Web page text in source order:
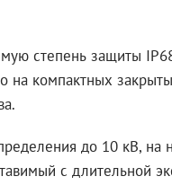
степень защиты
компактных
до 10 кВ,
с длительной